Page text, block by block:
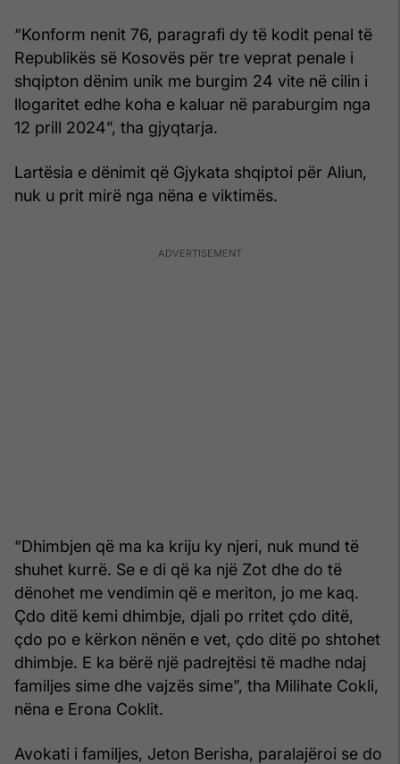
“Konform nenit 76, paragrafi dy të kodit penal të
Republikës së Kosovës për tre veprat penale i
shqipton dënim unik me burgim 24 vite në cilin i
llogaritet edhe koha e kaluar në paraburgim nga
12 prill 2024”, tha gjyqtarja.
Lartësia e dënimit që Gjykata shqiptoi për Aliun,
nuk u prit mirë nga nëna e viktimës.
“Dhimbjen që ma ka kriju ky njeri, nuk mund të
shuhet kurrë. Se e di që ka një Zot dhe do të
dënohet me vendimin që e meriton, jo me kaq.
Çdo ditë kemi dhimbje, djali po rritet çdo ditë,
çdo po e kërkon nënën e vet, çdo ditë po shtohet
dhimbje. E ka bërë një padrejtësi të madhe ndaj
familjes sime dhe vajzës sime”, tha Milihate Cokli,
nëna e Erona Coklit.
Avokati i familjes, Jeton Berisha, paralajëroi se do